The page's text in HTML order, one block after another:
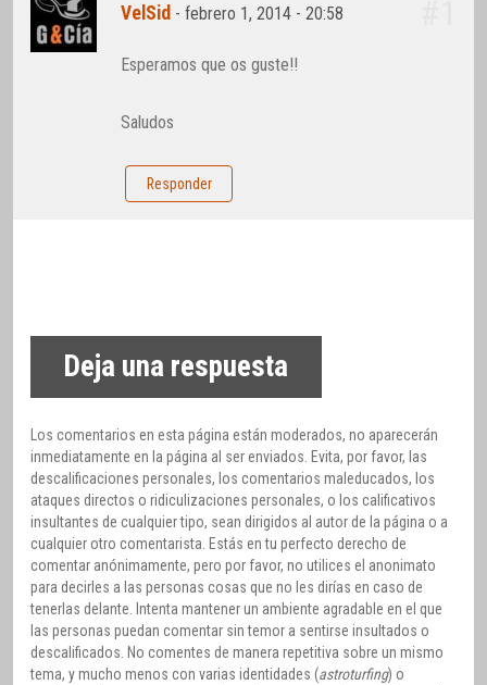
VelSid -febrero 1, 2014 - 20:58
Esperamos que os guste!!
Saludos
Responder
Deja una respuesta
Los comentarios en esta página están moderados, no aparecerán
inmediatamente en la página al ser enviados. Evita, por favor, las
descalificaciones personales, los comentarios maleducados, los
ataques directos o ridiculizaciones personales, o los calificativos
insultantes de cualquier tipo, sean dirigidos al autor de la página o a
cualquier otro comentarista. Estás en tu perfecto derecho de
comentar anónimamente, pero por favor, no utilices el anonimato
para decirles a las personas cosas que no les dirías en caso de
tenerlas delante. Intenta mantener un ambiente agradable en el que
las personas puedan comentar sin temor a sentirse insultados o
descalificados. No comentes de manera repetitiva sobre un mismo
tema, y mucho menos con varias identidades (astroturfing) o